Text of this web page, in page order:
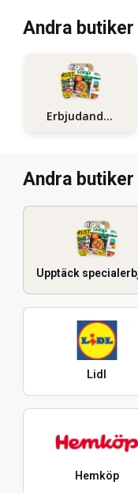
Andra
Erbjudanden
Andra
Upptäck
Lidl
Hemköp